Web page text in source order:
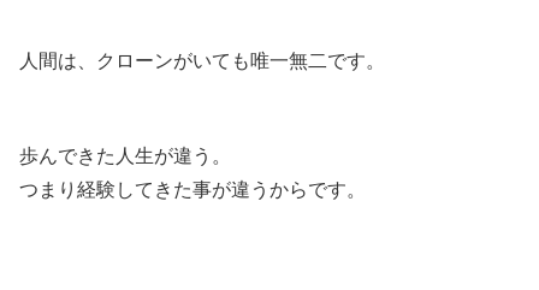
人間は、クローンがいても唯一無二です。
歩んできた人生が違う。
つまり経験してきた事が違うからです。